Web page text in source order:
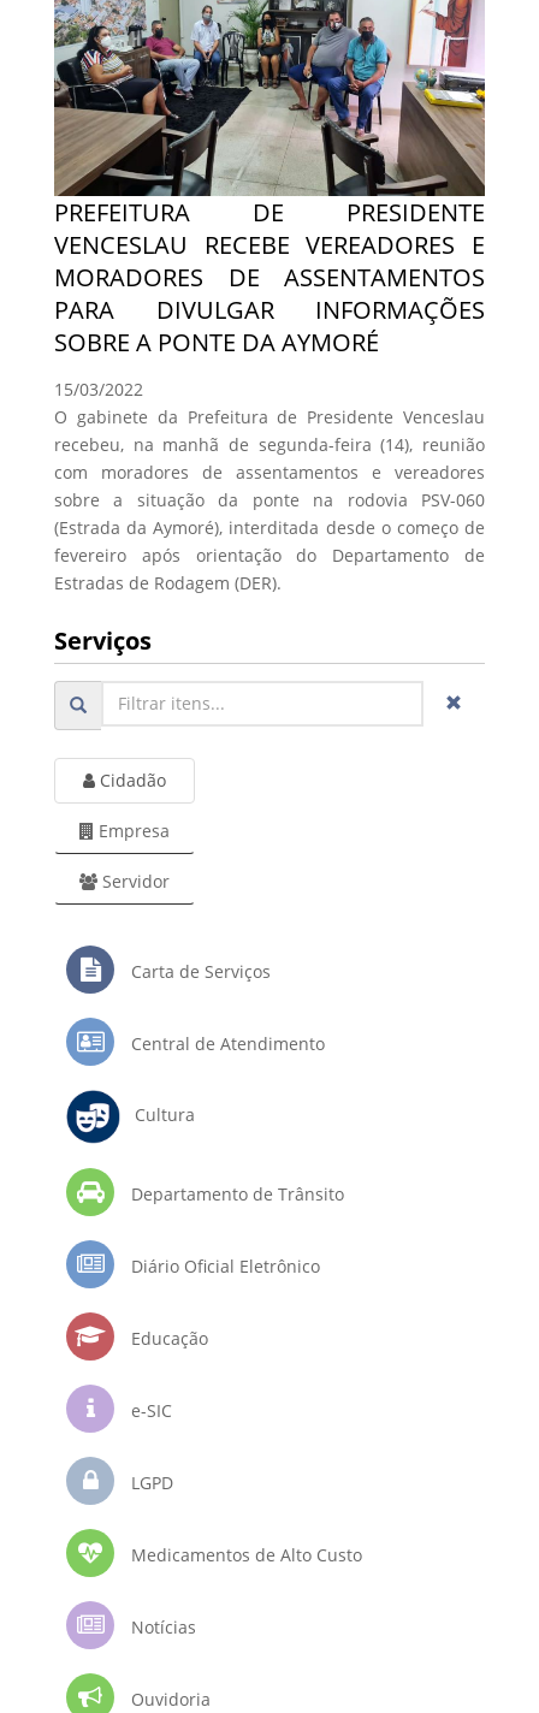
PREFEITURA DE PRESIDENTE
VENCESLAU RECEBE VEREADORES E
MORADORES DE ASSENTAMENTOS
PARA DIVULGAR INFORMAÇÕES
SOBRE A PONTE DA AYMORÉ
15/03/2022
O gabinete da Prefeitura de Presidente Venceslau
recebeu, na manhã de segunda-feira (14), reunião
com moradores de assentamentos e vereadores
sobre a situação da ponte na rodovia PSV-060
(Estrada da Aymoré), interditada desde o começo de
fevereiro após orientação do Departamento de
Estradas de Rodagem (DER).
Serviços
Cidadão
Empresa
Servidor
Carta de Serviços
Central de Atendimento
Cultura
Departamento de Trânsito
Diário Oficial Eletrônico
Educação
e-SIC
LGPD
Medicamentos de Alto Custo
Notícias
Ouvidoria